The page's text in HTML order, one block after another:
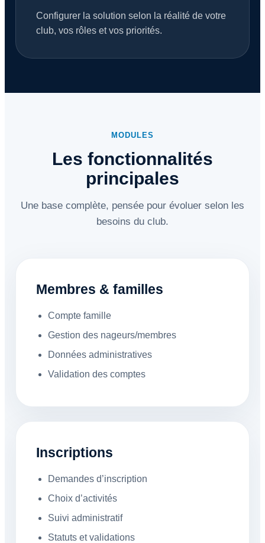
Configurer la solution selon la réalité de votre
club, vos rôles et vos priorités.
MODULES
Les fonctionnalités
principales
Une base complète, pensée pour évoluer selon les
besoins du club.
Membres & familles
Compte famille
Gestion des nageurs/membres
Données administratives
Validation des comptes
Inscriptions
Demandes d’inscription
Choix d’activités
Suivi administratif
Statuts et validations